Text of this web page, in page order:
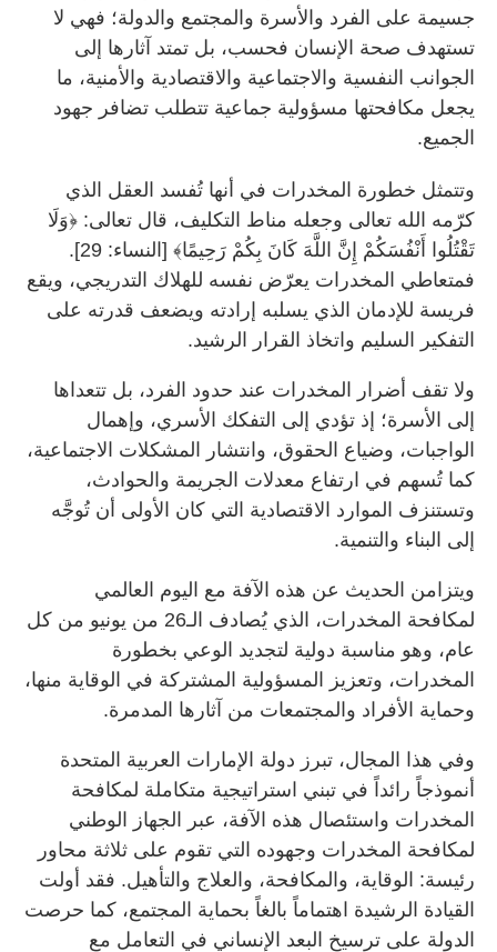
جسيمة على الفرد والأسرة والمجتمع والدولة؛ فهي لا
تستهدف صحة الإنسان فحسب، بل تمتد آثارها إلى
الجوانب النفسية والاجتماعية والاقتصادية والأمنية، ما
يجعل مكافحتها مسؤولية جماعية تتطلب تضافر جهود
الجميع.
وتتمثل خطورة المخدرات في أنها تُفسد العقل الذي
كرّمه الله تعالى وجعله مناط التكليف، قال تعالى: ﴿وَلَا
تَقْتُلُوا أَنْفُسَكُمْ إِنَّ اللَّهَ كَانَ بِكُمْ رَحِيمًا﴾ [النساء: 29].
فمتعاطي المخدرات يعرّض نفسه للهلاك التدريجي، ويقع
فريسة للإدمان الذي يسلبه إرادته ويضعف قدرته على
التفكير السليم واتخاذ القرار الرشيد.
ولا تقف أضرار المخدرات عند حدود الفرد، بل تتعداها
إلى الأسرة؛ إذ تؤدي إلى التفكك الأسري، وإهمال
الواجبات، وضياع الحقوق، وانتشار المشكلات الاجتماعية،
كما تُسهم في ارتفاع معدلات الجريمة والحوادث،
وتستنزف الموارد الاقتصادية التي كان الأولى أن تُوجَّه
إلى البناء والتنمية.
ويتزامن الحديث عن هذه الآفة مع اليوم العالمي
لمكافحة المخدرات، الذي يُصادف الـ26 من يونيو من كل
عام، وهو مناسبة دولية لتجديد الوعي بخطورة
المخدرات، وتعزيز المسؤولية المشتركة في الوقاية منها،
وحماية الأفراد والمجتمعات من آثارها المدمرة.
وفي هذا المجال، تبرز دولة الإمارات العربية المتحدة
أنموذجاً رائداً في تبني استراتيجية متكاملة لمكافحة
المخدرات واستئصال هذه الآفة، عبر الجهاز الوطني
لمكافحة المخدرات وجهوده التي تقوم على ثلاثة محاور
رئيسة: الوقاية، والمكافحة، والعلاج والتأهيل. فقد أولت
القيادة الرشيدة اهتماماً بالغاً بحماية المجتمع، كما حرصت
الدولة على ترسيخ البعد الإنساني في التعامل مع